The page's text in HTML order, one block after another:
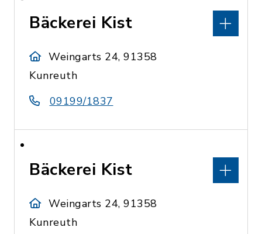
Bäckerei Kist
Weingarts 24, 91358
Kunreuth
09199/1837
Bäckerei Kist
Weingarts 24, 91358
Kunreuth